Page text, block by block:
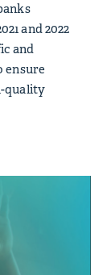
and 2022
and
ensure
quality